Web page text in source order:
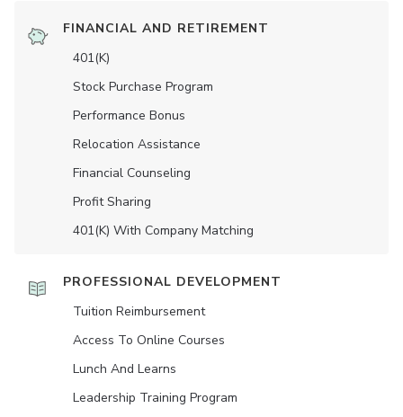
FINANCIAL AND RETIREMENT
401(K)
Stock Purchase Program
Performance Bonus
Relocation Assistance
Financial Counseling
Profit Sharing
401(K) With Company Matching
PROFESSIONAL DEVELOPMENT
Tuition Reimbursement
Access To Online Courses
Lunch And Learns
Leadership Training Program